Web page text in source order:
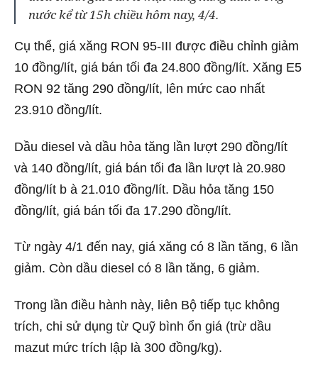
nước kể từ 15h chiều hôm nay, 4/4.
Cụ thể, giá xăng RON 95-III được điều chỉnh giảm
10 đồng/lít, giá bán tối đa 24.800 đồng/lít. Xăng E5
RON 92 tăng 290 đồng/lít, lên mức cao nhất
23.910 đồng/lít.
Dầu diesel và dầu hỏa tăng lần lượt 290 đồng/lít
và 140 đồng/lít, giá bán tối đa lần lượt là 20.980
đồng/lít b à 21.010 đồng/lít. Dầu hỏa tăng 150
đồng/lít, giá bán tối đa 17.290 đồng/lít.
Từ ngày 4/1 đến nay, giá xăng có 8 lần tăng, 6 lần
giảm. Còn dầu diesel có 8 lần tăng, 6 giảm.
Trong lần điều hành này, liên Bộ tiếp tục không
trích, chi sử dụng từ Quỹ bình ổn giá (trừ dầu
mazut mức trích lập là 300 đồng/kg).